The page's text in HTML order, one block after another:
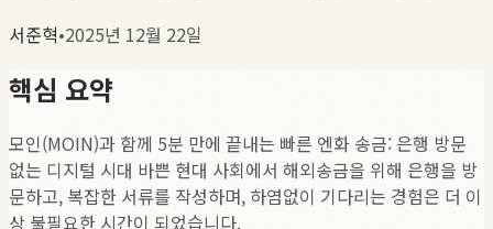
서준혁•2025년 12월 22일
핵심 요약
모인(MOIN)과 함께 5분 만에 끝내는 빠른 엔화 송금: 은행 방문
없는 디지털 시대 바쁜 현대 사회에서 해외송금을 위해 은행을 방
문하고, 복잡한 서류를 작성하며, 하염없이 기다리는 경험은 더 이
상 불필요한 시간이 되었습니다.